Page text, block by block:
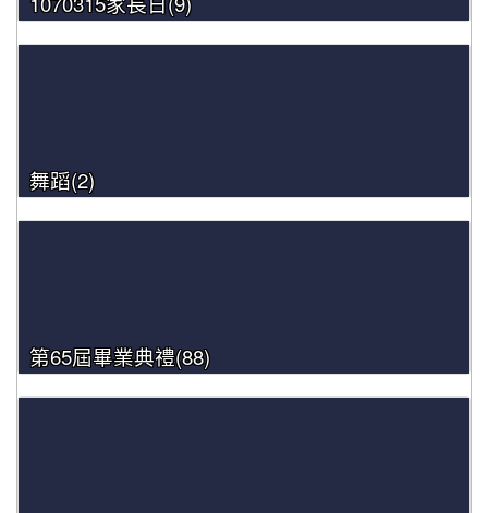
舞蹈(2)
第65屆畢業典禮(88)